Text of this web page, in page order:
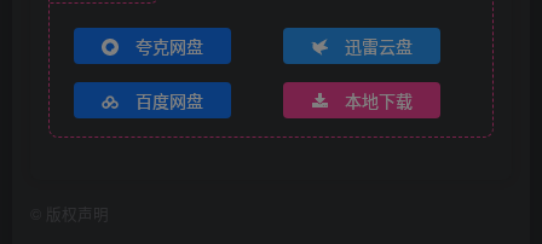
夸克网盘 迅雷云盘
百度网盘 本地下载
版权声明